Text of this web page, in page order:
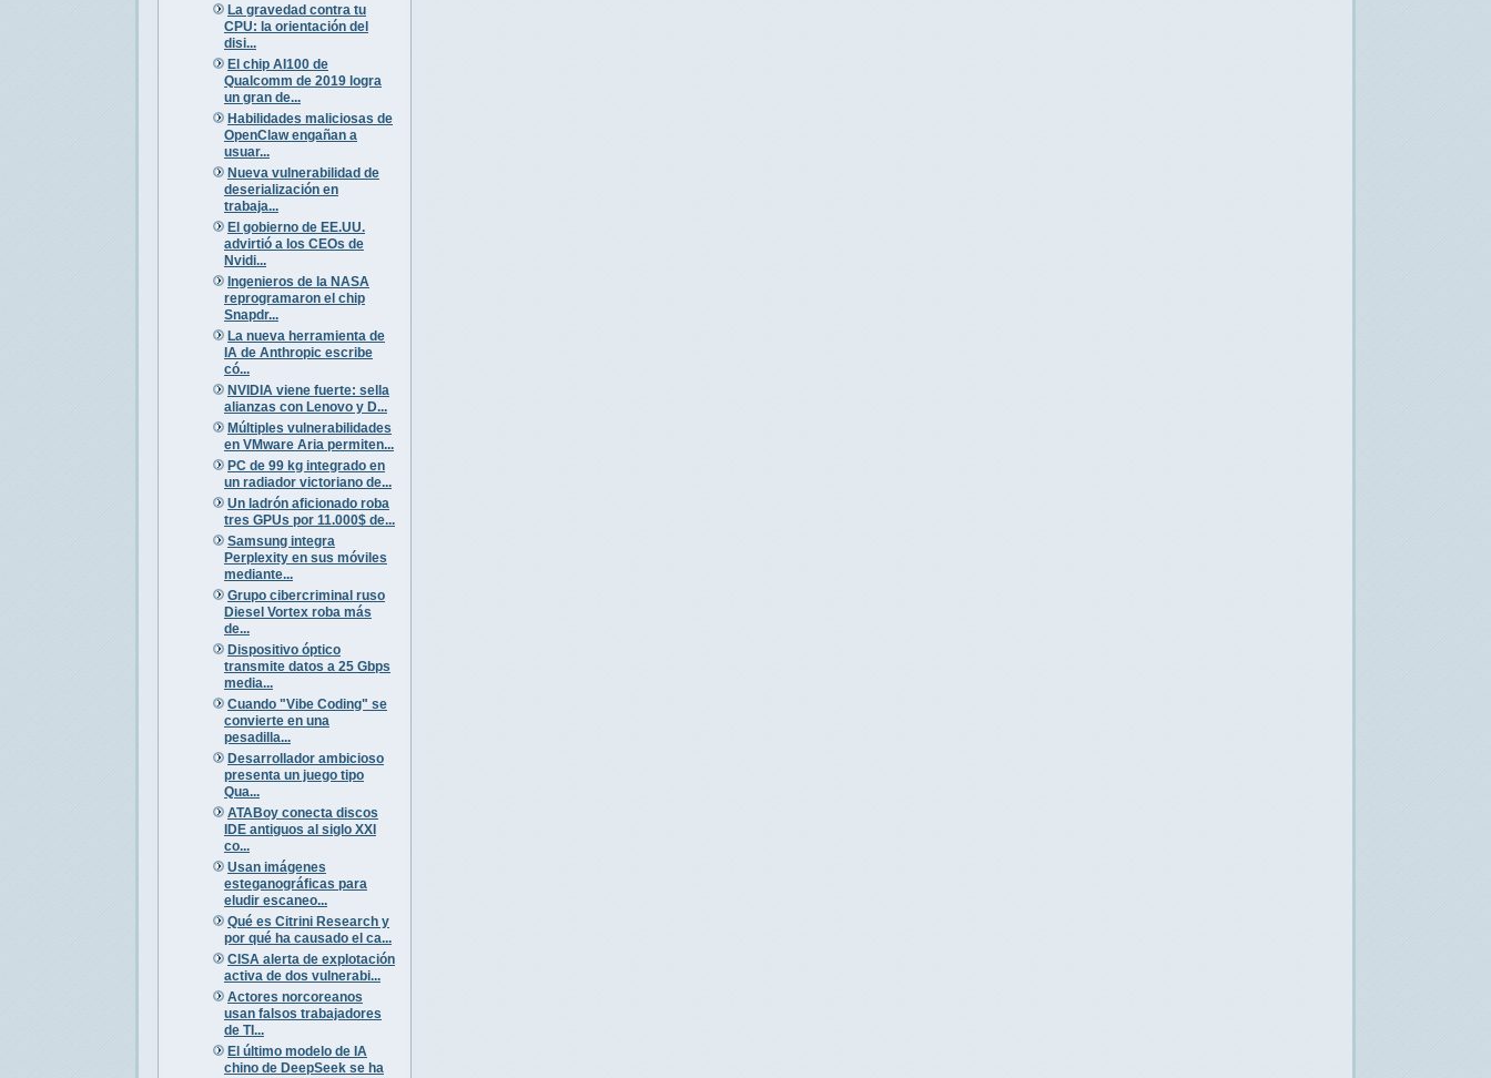
La gravedad contra tu
CPU: la orientación del
disi...
El chip AI100 de
Qualcomm de 2019 logra
un gran de...
Habilidades maliciosas de
OpenClaw engañan a
usuar...
Nueva vulnerabilidad de
deserialización en
trabaja...
El gobierno de EE.UU.
advirtió a los CEOs de
Nvidi...
Ingenieros de la NASA
reprogramaron el chip
Snapdr...
La nueva herramienta de
IA de Anthropic escribe
có...
NVIDIA viene fuerte: sella
alianzas con Lenovo y D...
Múltiples vulnerabilidades
en VMware Aria permiten...
PC de 99 kg integrado en
un radiador victoriano de...
Un ladrón aficionado roba
tres GPUs por 11.000$ de...
Samsung integra
Perplexity en sus móviles
mediante...
Grupo cibercriminal ruso
Diesel Vortex roba más
de...
Dispositivo óptico
transmite datos a 25 Gbps
media...
Cuando "Vibe Coding" se
convierte en una
pesadilla...
Desarrollador ambicioso
presenta un juego tipo
Qua...
ATABoy conecta discos
IDE antiguos al siglo XXI
co...
Usan imágenes
esteganográficas para
eludir escaneo...
Qué es Citrini Research y
por qué ha causado el ca...
CISA alerta de explotación
activa de dos vulnerabi...
Actores norcoreanos
usan falsos trabajadores
de TI...
El último modelo de IA
chino de DeepSeek se ha